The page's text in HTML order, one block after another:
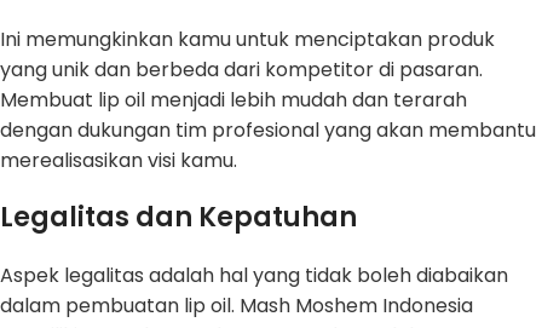
Ini memungkinkan kamu untuk menciptakan produk
yang unik dan berbeda dari kompetitor di pasaran.
Membuat lip oil menjadi lebih mudah dan terarah
dengan dukungan tim profesional yang akan membantu
merealisasikan visi kamu.
Legalitas dan Kepatuhan
Aspek legalitas adalah hal yang tidak boleh diabaikan
dalam pembuatan lip oil. Mash Moshem Indonesia